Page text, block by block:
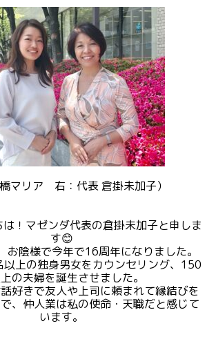
橋マリア 右：代表 倉掛未加子）
！マゼンダ代表の倉掛未加子と申しま
す😊
お陰様で今年で16周年になりました。
上の独身男女をカウンセリング、150
の夫婦を誕生させました。
好きで友人や上司に頼まれて縁結びを
、仲人業は私の使命・天職だと感じて
います。